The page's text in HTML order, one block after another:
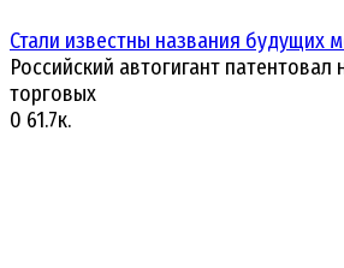
Стали известны названия будущих
Российский автогигант
торговых
0 61.7к.